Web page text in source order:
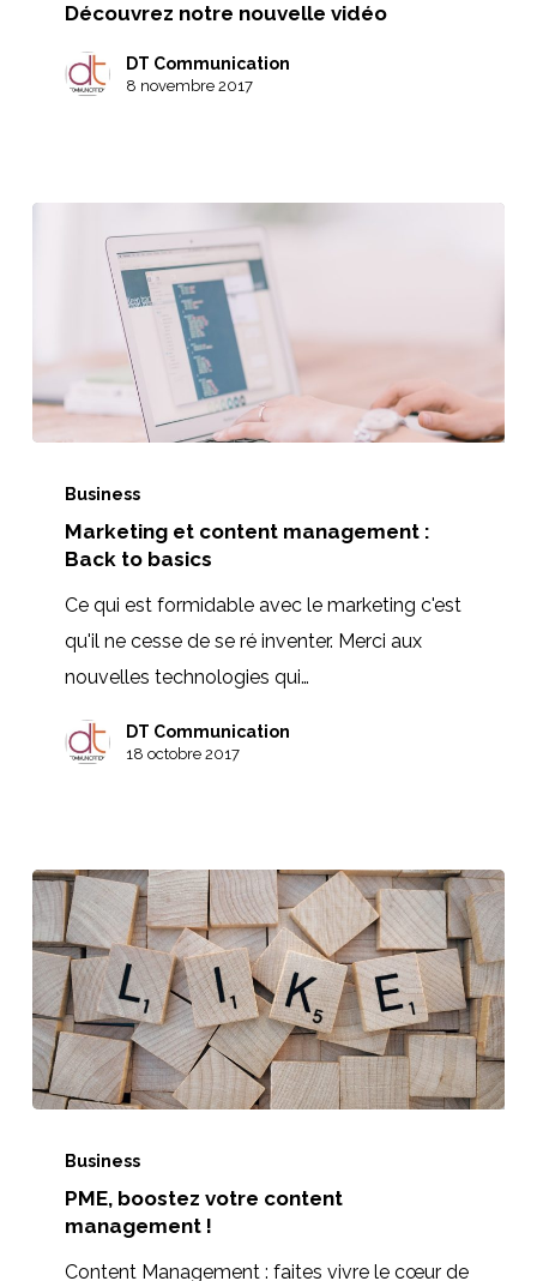
nouvelle
Découvrez notre nouvelle vidéo
DT Communication
8 novembre 2017
content
management
Back
Business
Marketing et content management :
Back to basics
Ce qui est formidable avec le marketing c'est
qu'il ne cesse de se ré inventer. Merci aux
nouvelles technologies qui…
DT Communication
18 octobre 2017
boostez
votre
content
management
Business
PME, boostez votre content
management !
Content Management : faites vivre le cœur de